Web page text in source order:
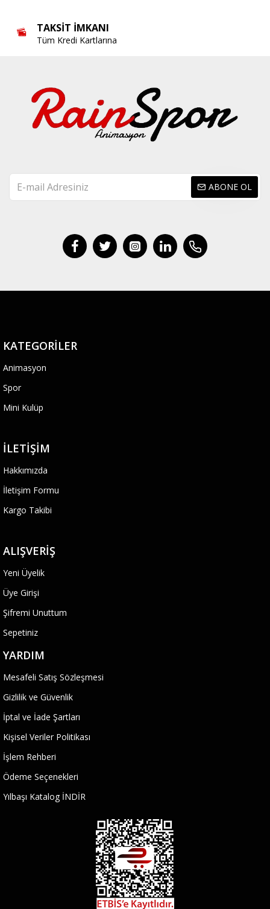
TAKSIT İMKANI
Tüm Kredi Kartlarına
ABONE OL
KATEGORILER
Animasyon
Spor
Mini Kulüp
İLETIŞIM
Hakkımızda
İletişim Formu
Kargo Takibi
ALIŞVERIŞ
Yeni Üyelik
Üye Girişi
Şifremi Unuttum
Sepetiniz
YARDIM
Mesafeli Satış Sözleşmesi
Gizlilik ve Güvenlik
İptal ve İade Şartları
Kişisel Veriler Politikası
İşlem Rehberi
Ödeme Seçenekleri
Yılbaşı Katalog İNDİR